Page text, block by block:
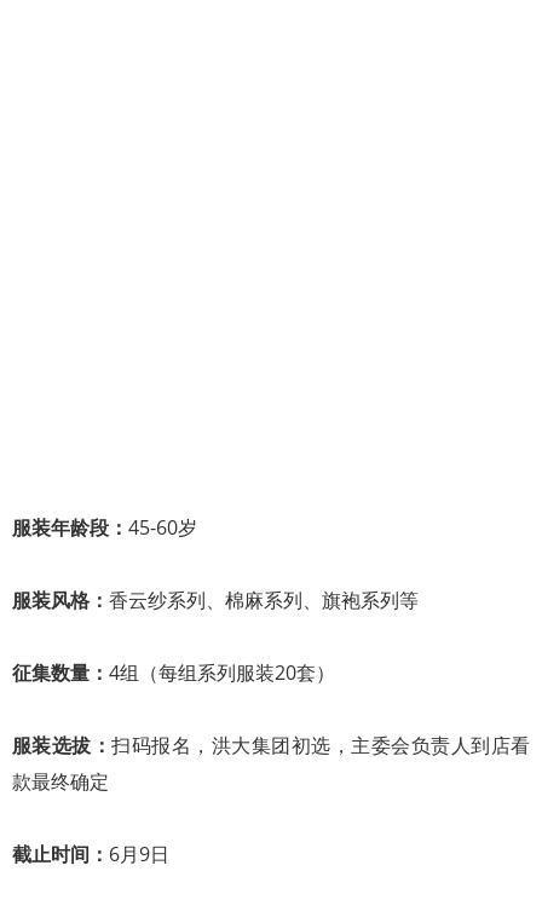
服装年龄段： 45-60岁
服装风格： 香云纱系列、棉麻系列、旗袍系列等
征集数量： 4组（每组系列服装20套）
服装选拔：扫码报名，洪大集团初选，主委会负责人到店看
款最终确定
截止时间： 6月9日